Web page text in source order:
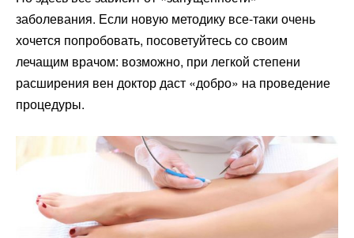
заболевания. Если новую методику все-таки очень
хочется попробовать, посоветуйтесь со своим
лечащим врачом: возможно, при легкой степени
расширения вен доктор даст «добро» на проведение
процедуры.